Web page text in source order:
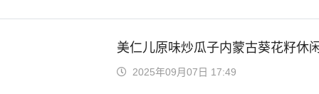
美仁儿原味炒瓜子内蒙古葵花籽休
2025年09月07日 17:49